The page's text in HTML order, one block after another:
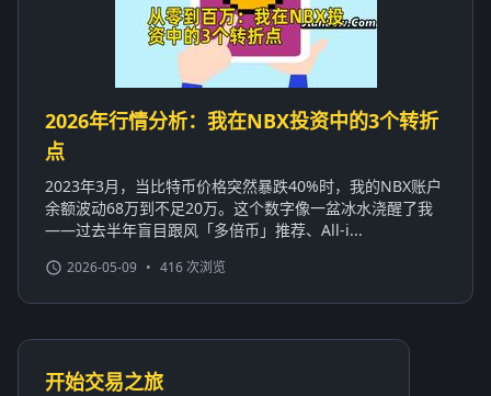
2026年行情分析：我在NBX投资中的3个转折
点
2023年3月，当比特币价格突然暴跌40%时，我的NBX账户
余额波动68万到不足20万。这个数字像一盆冰水浇醒了我
——过去半年盲目跟风「多倍币」推荐、All-i...
2026-05-09 • 416 次浏览
开始交易之旅